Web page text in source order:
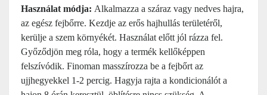
Használat módja: Alkalmazza a száraz vagy nedves hajra,
az egész fejbőrre. Kezdje az erős hajhullás területéről,
kerülje a szem környékét. Használat előtt jól rázza fel.
Győződjön meg róla, hogy a termék kellőképpen
felszívódik. Finoman masszírozza be a fejbőrt az
ujjhegyekkel 1-2 percig. Hagyja rajta a kondicionálót a